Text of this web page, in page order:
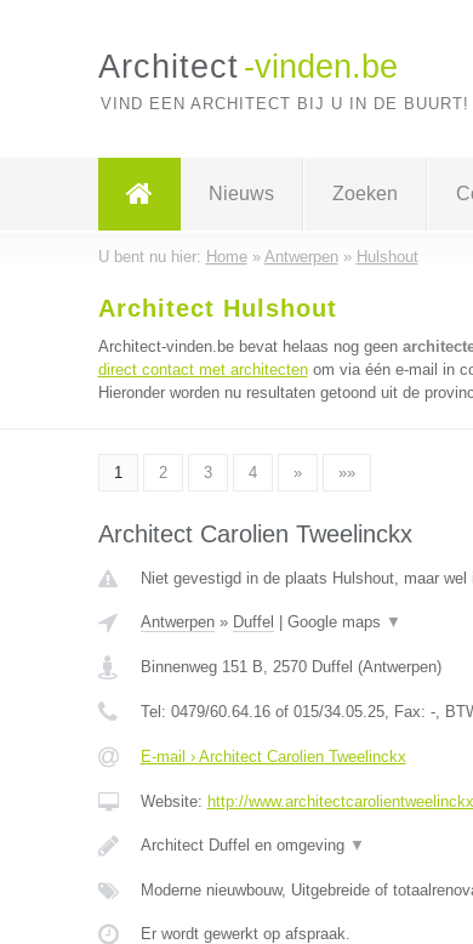
Architect -vinden.be
VIND EEN ARCHITECT BIJ U IN DE BUURT!
Nieuws Zoeken
U bent nu hier: Home» Antwerpen» Hulshout
Architect Hulshout
Architect-vinden.be bevat helaas nog geen
direct contact met architectenom via één e-mail in
Hieronder worden nu resultaten getoond uit de
1 2 3 4 » »»
Architect Carolien Tweelinckx
Niet gevestigd in de plaats Hulshout, maar wel
Antwerpen» Duffel Google maps ▼
Binnenweg 151 B, 2570 Duffel (Antwerpen)
Tel: 0479/60.64.16 of 015/34.05.25, Fax: -,
E-mail › Architect Carolien Tweelinckx
Website: http://
Architect Duffel en omgeving ▼
Moderne nieuwbouw, Uitgebreide of
Er wordt gewerkt op afspraak.